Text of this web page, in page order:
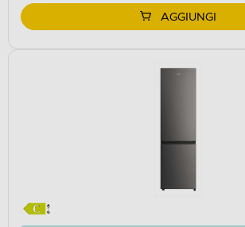
Youreko.
AGGIUNGI